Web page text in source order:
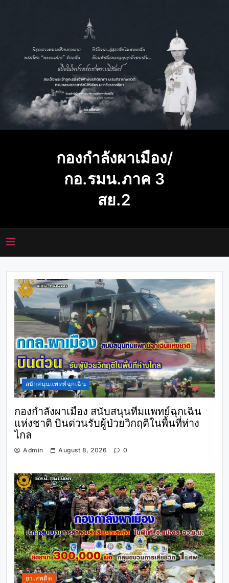
กองกำลังผาเมือง/
กอ.รมน.ภาค 3
สย.2
สนับสนุนแพทย์ฉุกเฉิน
กองกำลังผาเมือง สนับสนุนทีมแพทย์ฉุกเฉิน
แห่งชาติ บินด่วนรับผู้ป่วยวิกฤติในพื้นที่ห่าง
ไกล
Admin August 8, 2026 0
ยาเสพติด